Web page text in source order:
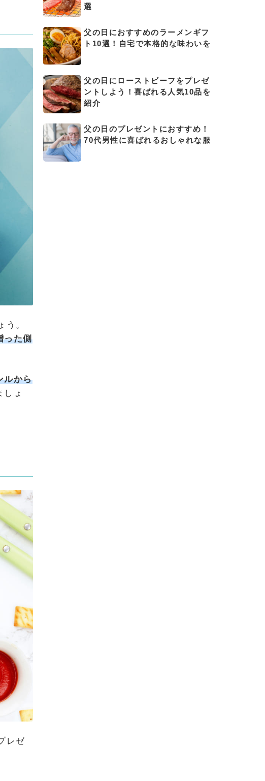
。
った側
ルから
ょ
レゼ
選
父の日におすすめのラーメンギフ
ト10選！自宅で本格的な味わいを
父の日にローストビーフをプレゼ
ントしよう！喜ばれる人気10品を
紹介
父の日のプレゼントにおすすめ！
70代男性に喜ばれるおしゃれな服